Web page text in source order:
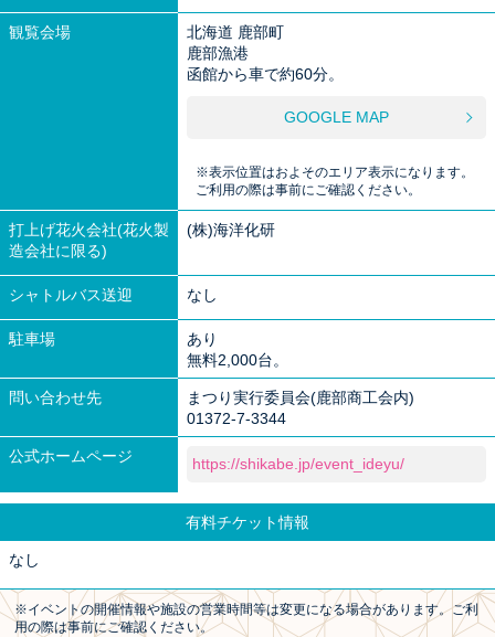
観覧会場
北海道 鹿部町
鹿部漁港
函館から車で約60分。
GOOGLE MAP
※表示位置はおよそのエリア表示になります。
ご利用の際は事前にご確認ください。
打上げ花火会社(花火製
造会社に限る)
(株)海洋化研
シャトルバス送迎 なし
駐車場
あり
無料2,000台。
問い合わせ先
まつり実行委員会(鹿部商工会内)
01372-7-3344
公式ホームページ https://shikabe.jp/event_ideyu/
有料チケット情報
なし
※イベントの開催情報や施設の営業時間等は変更になる場合があります。ご利
用の際は事前にご確認ください。